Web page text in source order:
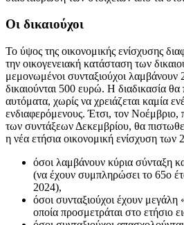
Οι δικαιούχοι
Το ύψος της οικονομικής ενίσχυσης
την οικογενειακή κατάσταση των
μεμονωμένοι συνταξιούχοι
δικαιούνται 500 ευρώ. Η διαδικασία θα
αυτόματα, χωρίς να χρειάζεται καμία
ενδιαφερόμενους. Έτσι, τον Νοέμβριο,
των συντάξεων Δεκεμβρίου, θα
η νέα ετήσια οικονομική ενίσχυση των
όσοι λαμβάνουν κύρια σύνταξη
(να έχουν συμπληρώσει το 65ο
2024),
όσοι συνταξιούχοι έχουν
οποία προσμετράται στο ετήσιο